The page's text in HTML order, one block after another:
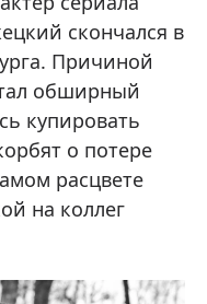
скончался в
Причиной
обширный
купировать
о потере
расцвете
на коллег